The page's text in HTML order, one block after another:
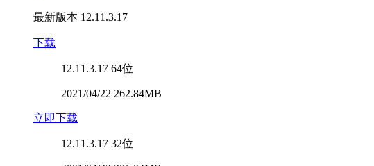
最新版本 12.11.3.17
下载
12.11.3.17 64位
2021/04/22 262.84MB
立即下载
12.11.3.17 32位